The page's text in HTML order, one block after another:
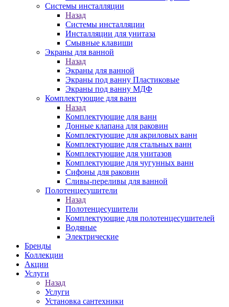
Системы инсталляции
Назад
Системы инсталляции
Инсталляции для унитаза
Смывные клавиши
Экраны для ванной
Назад
Экраны для ванной
Экраны под ванну Пластиковые
Экраны под ванну МДФ
Комплектующие для ванн
Назад
Комплектующие для ванн
Донные клапана для раковин
Комплектующие для акриловых ванн
Комплектующие для стальных ванн
Комплектующие для унитазов
Комплектующие для чугунных ванн
Сифоны для раковин
Сливы-переливы для ванной
Полотенцесушители
Назад
Полотенцесушители
Комплектующие для полотенцесушителей
Водяные
Электрические
Бренды
Коллекции
Акции
Услуги
Назад
Услуги
Установка сантехники